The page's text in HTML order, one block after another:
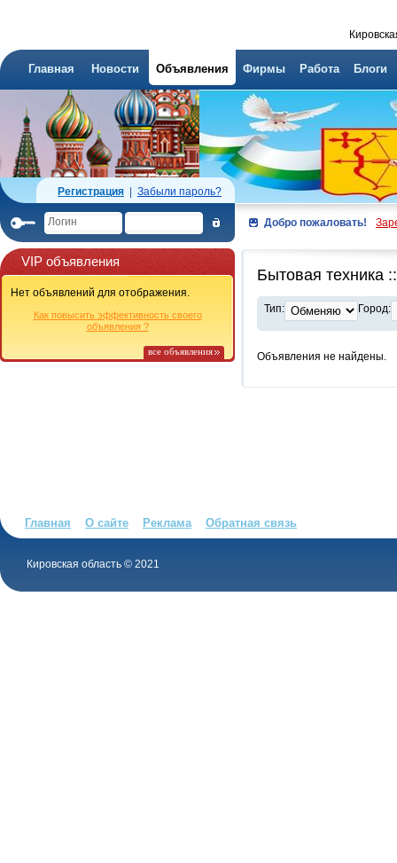
Главная Новости Объявления Фирмы Работа Блоги
Регистрация Забыли пароль?
Добро пожаловать!
VIP объявления
Нет объявлений для отображения.
Как повысить эффективность своего
объявления ?
все объявления
Бытовая техника
Тип: Город:
Объявления не найдены.
Главная О сайте Реклама Обратная связь
Кировская область © 2021